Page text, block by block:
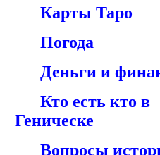
Карты Таро
Погода
Деньги и
Кто есть кто в
Геническе
Вопросы